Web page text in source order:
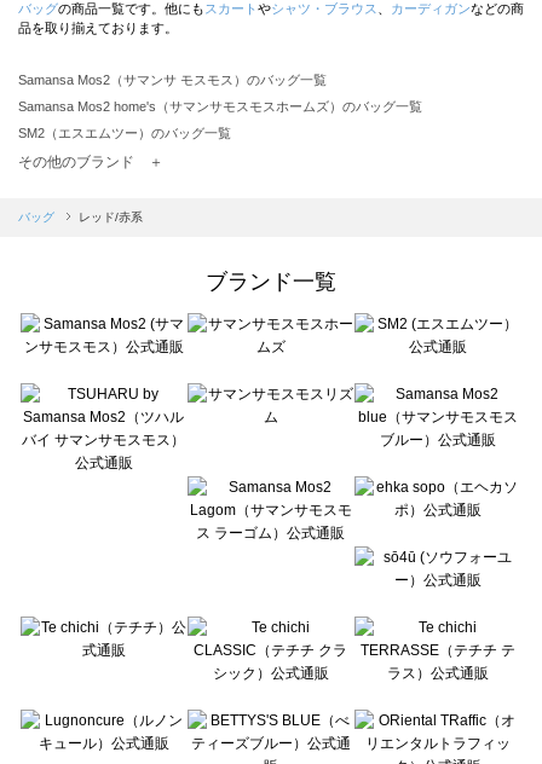
バッグの商品一覧です。他にも スカート やシャツ・ブラウス カーディガンなどの商
品を取り揃えております。
Samansa Mos2（サマンサ モスモス）のバッグ一覧
Samansa Mos2 home's（サマンサモスモスホームズ）のバッグ一覧
SM2（エスエムツー）のバッグ一覧
TSUHARU by Samansa Mos2（ツハルバイサマンサモスモス）のバッグ一覧
Samansa Mos2 blue（サマンサモスモス ブルー）のバッグ一覧
sō4ū（ソウフォーユー）のバッグ一覧
Te chichi（テチチ）のバッグ一覧
Te chichi CLASSIC（テチチ クラシック）のバッグ一覧
Lugnoncure（ルノンキュール）のバッグ一覧
BETTY'S BLUE（べティーズブルー）のバッグ一覧
Wpc.（ワールドパーティー）のバッグ一覧
その他のブランド ＋
バッグ レッド/赤系
ブランド一覧